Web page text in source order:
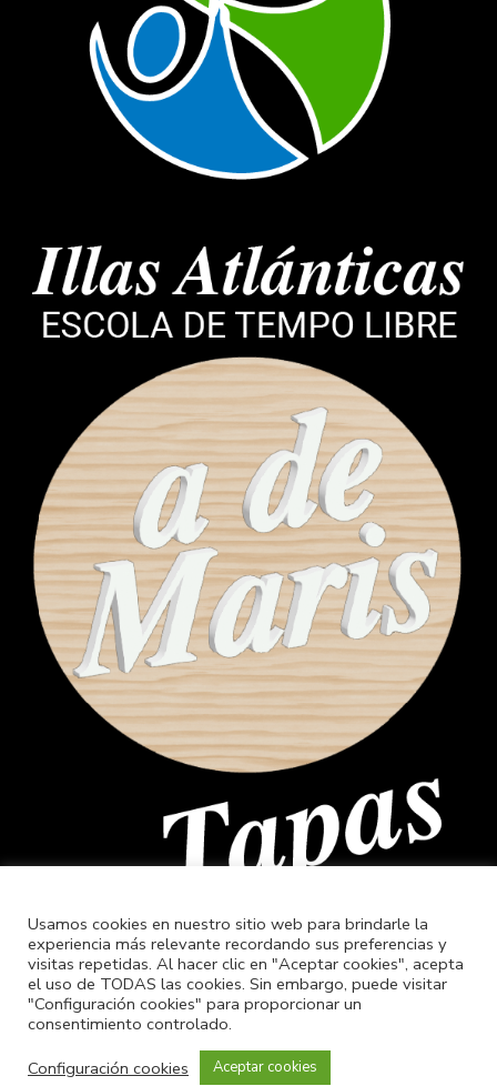
Usamos cookies en nuestro sitio web para brindarle la
experiencia más relevante recordando sus preferencias y
visitas repetidas. Al hacer clic en "Aceptar cookies", acepta
el uso de TODAS las cookies. Sin embargo, puede visitar
"Configuración cookies" para proporcionar un
consentimiento controlado.
Configuración cookies
Aceptar cookies